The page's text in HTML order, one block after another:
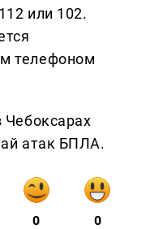
или 102.
телефоном
Чебоксарах
атак БПЛА.
0 0